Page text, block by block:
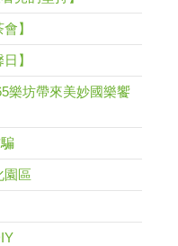
】
】
樂坊帶來美妙國樂饗
園區